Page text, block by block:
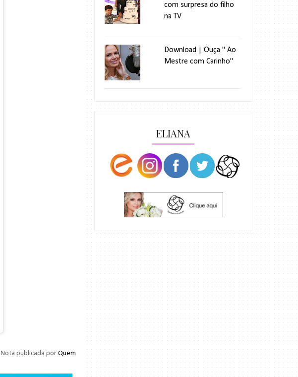
Nota publicada por Quem
com surpresa do filho
na TV
Download | Ouça " Ao
Mestre com Carinho"
ELIANA